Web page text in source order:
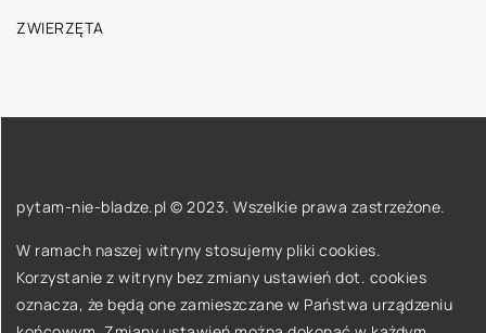
ZWIERZĘTA
pytam-nie-bladze.pl © 2023. Wszelkie prawa zastrzeżone.
W ramach naszej witryny stosujemy pliki cookies.
Korzystanie z witryny bez zmiany ustawień dot. cookies
oznacza, że będą one zamieszczane w Państwa urządzeniu